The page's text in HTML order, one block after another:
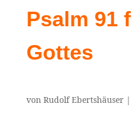
Psalm 91
Gottes
von Rudolf Ebertshäuser|